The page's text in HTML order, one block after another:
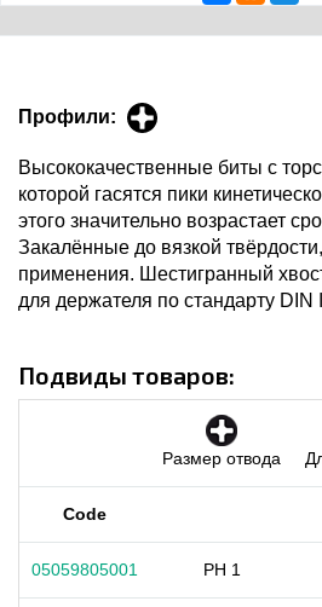
Профили:
Высококачественные биты с
которой гасятся пики
этого значительно возрастает
Закалённые до вязкой
применения. Шестигранный
для держателя по стандарту DIN
Подвиды товаров:
Размер отвода
Code
05059805001 PH 1